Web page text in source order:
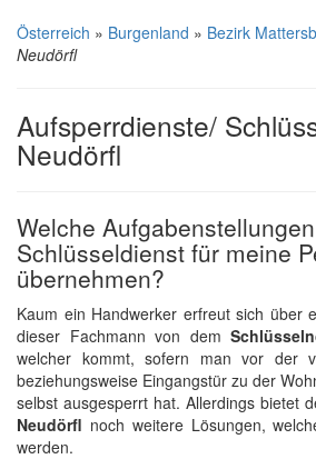
Österreich » Burgenland » Bezirk
Neudörfl
Aufsperrdienste/
Neudörfl
Welche
Schlüsseldienst für meine
übernehmen?
Kaum ein Handwerker erfreut sich über
dieser Fachmann von dem
welcher kommt, sofern man vor der
beziehungsweise Eingangstür zu der
selbst ausgesperrt hat. Allerdings bietet
Neudörfl noch weitere Lösungen,
werden.